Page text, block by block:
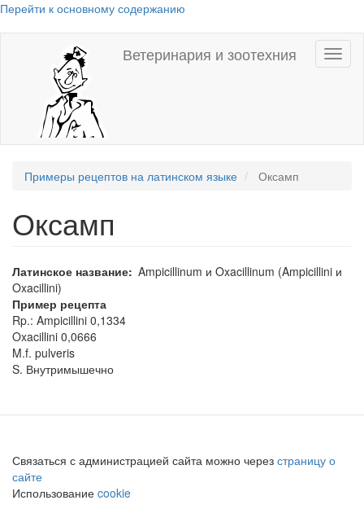
Перейти к основному содержанию
Ветеринария и зоотехния
Примеры рецептов на латинском языке Оксамп
Оксамп
Латинское название Ampicillinum и Oxacillinum (Ampicillini и
Oxacillini)
Пример рецепта
Rp.: Ampicillini 0,1334
Oxacillini 0,0666
M.f. pulveris
S. Внутримышечно
Связаться с администрацией сайта можно через страницу о
сайте
Использование cookie